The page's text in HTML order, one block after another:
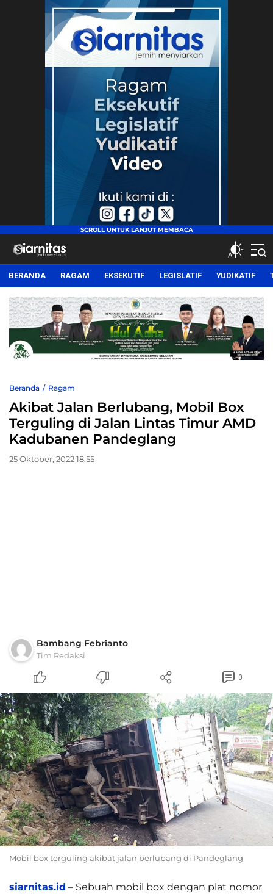
siarnitas
Jernih Menyiarkan
BERANDA RAGAM EKSEKUTIF LEGISLATIF YUDIKATIF
Beranda Ragam
Akibat Jalan Berlubang, Mobil Box
Terguling di Jalan Lintas Timur AMD
Kadubanen Pandeglang
25 Oktober, 2022 18:55
Bambang Febrianto
Tim Redaksi
0
Mobil box terguling akibat jalan berlubang di Pandeglang
siarnitas.id – Sebuah mobil box dengan plat nomor